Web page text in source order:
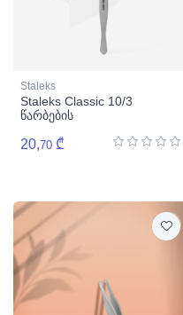
Staleks
Staleks Classic 10/3
წარბების
20,70 ₾